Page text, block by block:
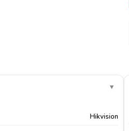
▼
Hikvision